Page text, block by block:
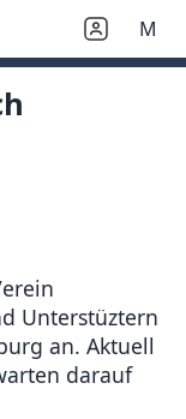
M
Unterstüztern
an. Aktuell
darauf